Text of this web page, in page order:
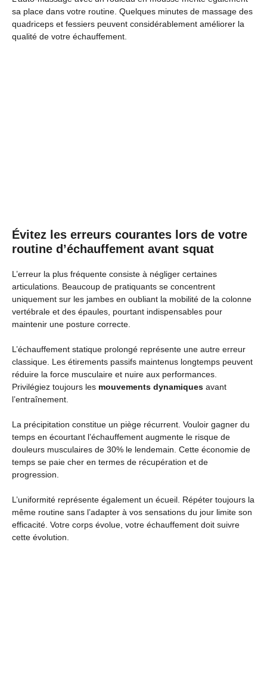
sa place dans votre routine. Quelques minutes de massage des
quadriceps et fessiers peuvent considérablement améliorer la
qualité de votre échauffement.
Évitez les erreurs courantes lors de votre
routine d’échauffement avant squat
L’erreur la plus fréquente consiste à négliger certaines
articulations. Beaucoup de pratiquants se concentrent
uniquement sur les jambes en oubliant la mobilité de la colonne
vertébrale et des épaules, pourtant indispensables pour
maintenir une posture correcte.
L’échauffement statique prolongé représente une autre erreur
classique. Les étirements passifs maintenus longtemps peuvent
réduire la force musculaire et nuire aux performances.
Privilégiez toujours les mouvements dynamiques avant
l’entraînement.
La précipitation constitue un piège récurrent. Vouloir gagner du
temps en écourtant l’échauffement augmente le risque de
douleurs musculaires de 30% le lendemain. Cette économie de
temps se paie cher en termes de récupération et de
progression.
L’uniformité représente également un écueil. Répéter toujours la
même routine sans l’adapter à vos sensations du jour limite son
efficacité. Votre corps évolue, votre échauffement doit suivre
cette évolution.